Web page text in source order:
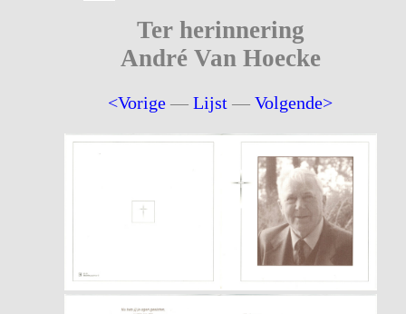
Ter herinnering
André Van Hoecke
<Vorige —Lijst —Volgende>